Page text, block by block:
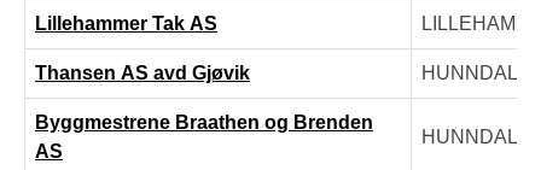
Lillehammer Tak AS
Thansen AS avd Gjøvik
Byggmestrene Braathen og Brenden
AS